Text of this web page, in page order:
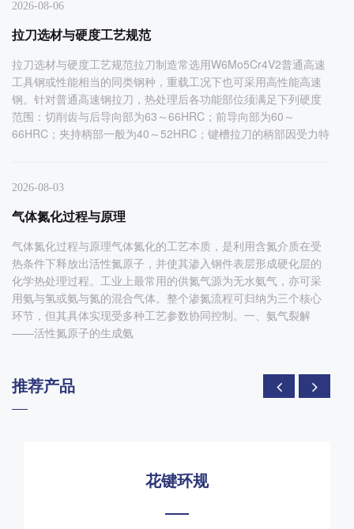
2026-08-06
拉刀选材与硬度工艺规范
拉刀选材与硬度工艺规范拉刀制造常选用W6Mo5Cr4V2普通高速
工具钢或性能相当的同类钢种，重载工况下也可采用高性能高速
钢。针对普通高速钢拉刀，热处理后各功能部位须满足下列硬度
范围：切削齿与后导向部为63～66HRC；前导向部为60～
66HRC；夹持柄部一般为40～52HRC；键槽拉刀的柄部因受力特
2026-08-03
气体氮化过程与原理
气体氮化过程与原理气体氮化的工艺本质，是利用含氮介质在受
热条件下释放出活性氮原子，并使其渗入钢件表层形成硬化层的
化学热处理过程。工业上最常用的供氮气源为无水氨气，亦可采
用氨与氢或氨与氮的混合气体。整个渗氮流程可归纳为三个核心
环节，但其具体实现受多种工艺参数协同控制。一、氨气裂解
——活性氮原子的生成氨
推荐产品
花键环规